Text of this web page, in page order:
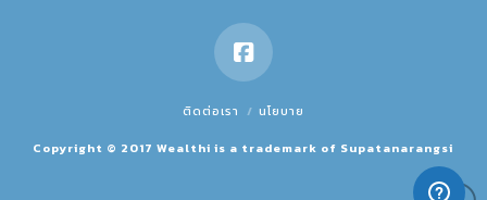
ติดต่อเรา นโยบาย
Copyright © 2017 Wealthi is a trademark of Supatanarangsi